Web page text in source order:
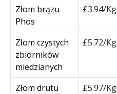
Złom brązu
Phos
£3.94/Kg
Złom czystych
zbiorników
miedzianych
£5.72/Kg
Złom drutu
£5.97/Kg